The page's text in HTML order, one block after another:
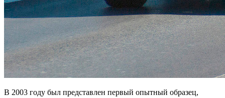
В 2003 году был представлен первый опытный образец,